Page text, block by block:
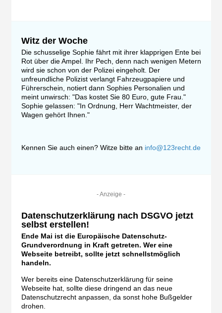
Witz der Woche
Die schusselige Sophie fährt mit ihrer klapprigen Ente bei
Rot über die Ampel. Ihr Pech, denn nach wenigen Metern
wird sie schon von der Polizei eingeholt. Der
unfreundliche Polizist verlangt Fahrzeugpapiere und
Führerschein, notiert dann Sophies Personalien und
meint unwirsch: "Das kostet Sie 80 Euro, gute Frau."
Sophie gelassen: "In Ordnung, Herr Wachtmeister, der
Wagen gehört Ihnen."
Kennen Sie auch einen? Witze bitte an info@123recht.de
- Anzeige -
Datenschutzerklärung nach DSGVO jetzt
selbst erstellen!
Ende Mai ist die Europäische Datenschutz-
Grundverordnung in Kraft getreten. Wer eine
Webseite betreibt, sollte jetzt schnellstmöglich
handeln.
Wer bereits eine Datenschutzerklärung für seine
Webseite hat, sollte diese dringend an das neue
Datenschutzrecht anpassen, da sonst hohe Bußgelder
drohen.